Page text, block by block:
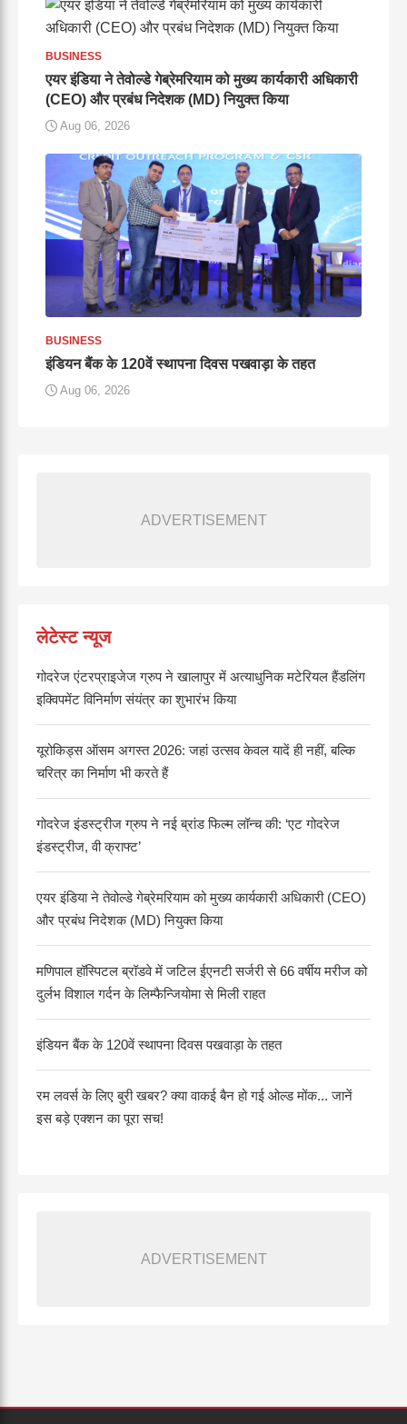
BUSINESS
एयर इंडिया ने तेवोल्डे गेब्रेमरियाम को मुख्य कार्यकारी अधिकारी
(CEO) और प्रबंध निदेशक (MD) नियुक्त किया
Aug 06, 2026
BUSINESS
इंडियन बैंक के 120वें स्थापना दिवस पखवाड़ा के तहत
Aug 06, 2026
ADVERTISEMENT
लेटेस्ट न्यूज
गोदरेज एंटरप्राइजेज ग्रुप ने खालापुर में अत्याधुनिक मटेरियल हैंडलिंग
इक्विपमेंट विनिर्माण संयंत्र का शुभारंभ किया
यूरोकिड्स ऑसम अगस्त 2026: जहां उत्सव केवल यादें ही नहीं, बल्कि
चरित्र का निर्माण भी करते हैं
गोदरेज इंडस्ट्रीज ग्रुप ने नई ब्रांड फिल्म लॉन्च की: ‘एट गोदरेज
इंडस्ट्रीज, वी क्राफ्ट’
एयर इंडिया ने तेवोल्डे गेब्रेमरियाम को मुख्य कार्यकारी अधिकारी (CEO)
और प्रबंध निदेशक (MD) नियुक्त किया
मणिपाल हॉस्पिटल ब्रॉडवे में जटिल ईएनटी सर्जरी से 66 वर्षीय मरीज को
दुर्लभ विशाल गर्दन के लिम्फैन्जियोमा से मिली राहत
इंडियन बैंक के 120वें स्थापना दिवस पखवाड़ा के तहत
रम लवर्स के लिए बुरी खबर? क्या वाकई बैन हो गई ओल्ड मोंक... जानें
इस बड़े एक्शन का पूरा सच!
ADVERTISEMENT